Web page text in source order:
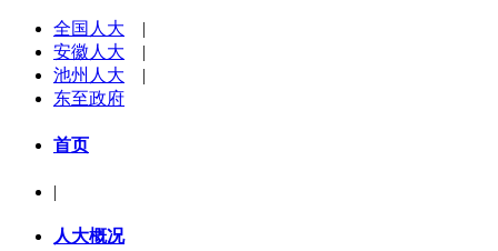
全国人大 |
安徽人大 |
池州人大 |
东至政府
首页
|
人大概况